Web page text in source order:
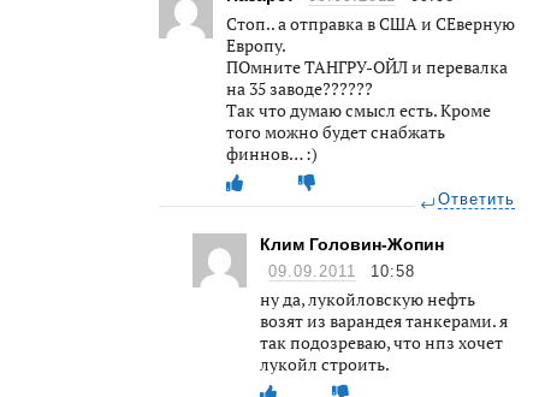
Стоп.. а отправка в США и СЕверную
Европу.
ПОмните ТАНГРУ-ОЙЛ и перевалка
на 35 заводе??????
Так что думаю смысл есть. Кроме
того можно будет снабжать
финнов… :)
Ответить
Клим Головин-Жопин
09.09.2011 10:58
ну да, лукойловскую нефть
возят из варандея танкерами. я
так подозреваю, что нпз хочет
лукойл строить.